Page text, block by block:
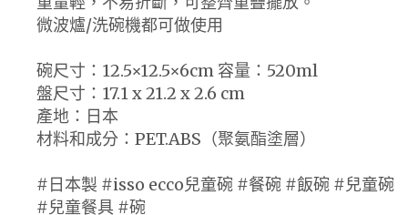
微波爐/洗碗機都可做使用
碗尺寸：12.5×12.5×6cm 容量：520ml
盤尺寸：17.1 x 21.2 x 2.6 cm
產地：日本
材料和成分：PET.ABS（聚氨酯塗層）
#日本製 #isso ecco兒童碗 #餐碗 #飯碗 #兒童碗
#兒童餐具 #碗